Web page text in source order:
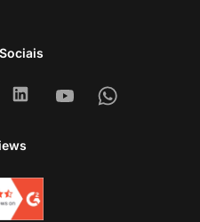
LinkedinYoutubeWhatsapp